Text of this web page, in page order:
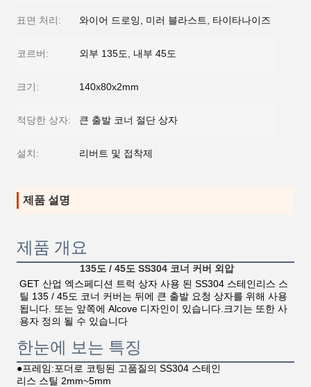
표면 처리: 와이어 드로잉, 미러 블라스트, 타이타나이즈
코르버: 외부 135도, 내부 45도
크기: 140x80x2mm
적당한 상자: 큰 출발 코너 절단 상자
설치: 리버트 및 접착제
제품 설명
제품 개요
135도 / 45도 SS304 코너 커버 외압
GET 산업 엑스페디션 트럭 상자 사용 된 SS304 스테인리스 스
틸 135 / 45도 코너 커버는 뒤에 큰 출발 요청 상자를 위해 사용
됩니다. 또는 앞쪽에 Alcove 디자인이 있습니다.크기는 또한 사
용자 정의 될 수 있습니다
한눈에 보는 특징
●프레임:포더로 코팅된 고품질의 SS304 스테인
리스 스틸 2mm~5mm